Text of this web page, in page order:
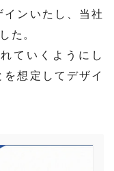
ンいたし、当社
た。
ていくようにし
想定してデザイ